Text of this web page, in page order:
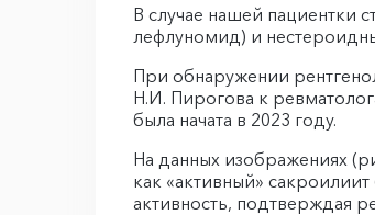
В случае нашей пациентки
лефлуномид) и
При обнаружении
Н.И. Пирогова к
была начата в 2023 году.
На данных изображениях
как «активный»
активность, подтверждая